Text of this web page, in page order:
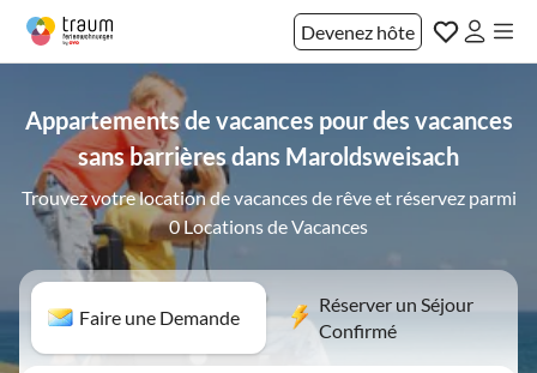
Devenez hôte
Appartements de vacances pour des vacances
sans barrières dans Maroldsweisach
Trouvez votre location de vacances de rêve et réservez parmi
0 Locations de Vacances
Faire une Demande
Réserver un Séjour
Confirmé